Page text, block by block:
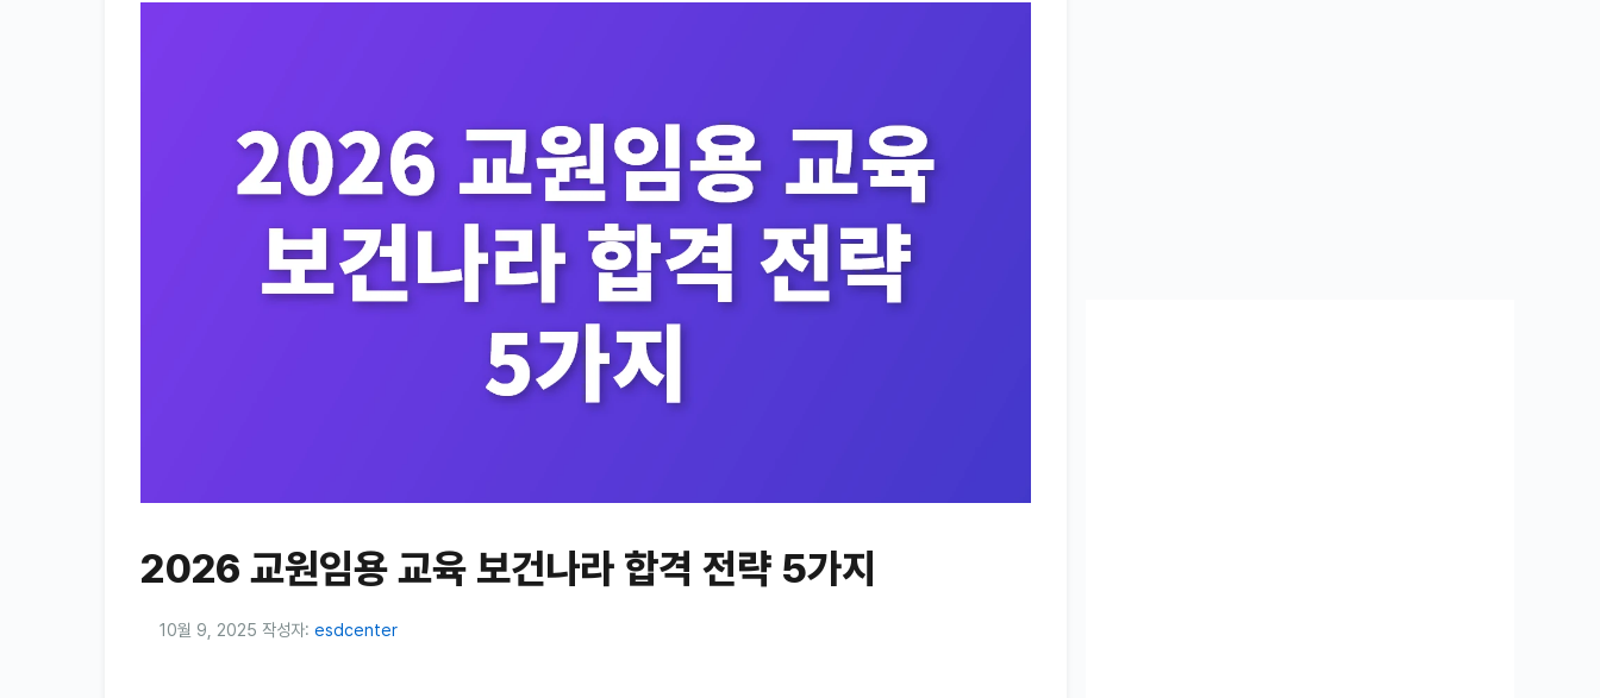
2026 교원임용 교육 보건나라 합격 전략 5가지
10월 9, 2025 작성자: esdcenter